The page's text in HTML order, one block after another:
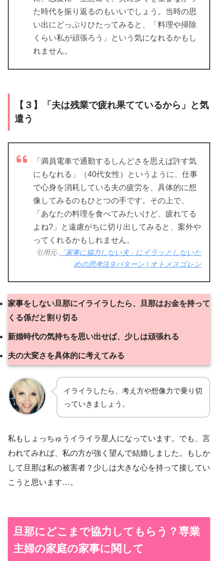
た時代を振り返るのもいいでしょう。当時の思
い出にどっぷりひたってみると、「料理や掃除
くらい私が頑張ろう」という気になれるかもし
れません。
【３】「夫は残業で疲れ果てているから」と気
遣う
「満員電車で通勤するしんどさを思えば許す気
にもなれる」（40代女性）というように、仕事
で心身を消耗している夫の疲労を、具体的に想
像してみるのもひとつの手です。その上で、
「あなたの料理を食べてみたいけど、疲れてる
よね?」と遠慮がちに切り出してみると、案外や
ってくれるかもしれません。
引用元- 「家事に協力しない夫」にイラッとしないた
めの思考法９パターン | オトメスゴレン
家事をしない旦那にイライラしたら、旦那はお金を持って
くる係だと割り切る
新婚時代の気持ちを思い出せば、少しは頑張れる
夫の大変さを具体的に考えてみる
イライラしたら、考え方や想像力で乗り切
っていきましょう。
私もしょっちゅうイライラ星人になっています。でも、言
われてみれば、私の方が強く望んで結婚しました。もしか
して旦那は私の被害者？少しは大きな心を持って接してい
こうと思います…。
旦那にどこまで協力してもらう？専業
主婦の家庭の家事に関して